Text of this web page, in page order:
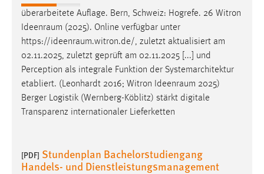
überarbeitete Auflage. Bern, Schweiz: Hogrefe. 26 Witron
Ideenraum (2025). Online verfügbar unter
https://ideenraum.witron.de/, zuletzt aktualisiert am
02.11.2025, zuletzt geprüft am 02.11.2025 [...] und
Perception als integrale Funktion der Systemarchitektur
etabliert. (Leonhardt 2016; Witron
Ideenraum 2025)
Berger Logistik (Wernberg-Köblitz) stärkt digitale
Transparenz internationaler Lieferketten
[PDF] Stundenplan Bachelorstudiengang
Handels- und Dienstleistungsmanagement